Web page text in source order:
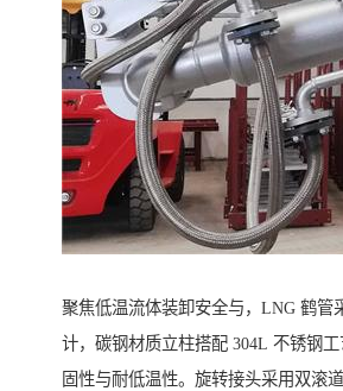
聚焦低温流体装卸安全与，LNG 鹤管
计，碳钢材质立柱搭配 304L 不锈钢
固性与耐低温性。旋转接头采用双滚